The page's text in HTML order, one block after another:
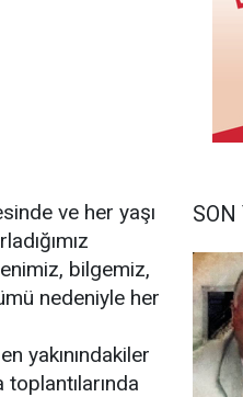
ve her yaşı
bilgemiz,
nedeniyle her
yakınındakiler